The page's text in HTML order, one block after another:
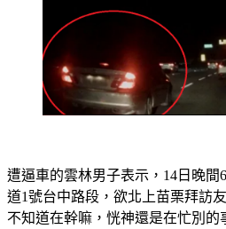
遭逼車的雲林男子表示，14日晚間
道1號台中路段，欲北上苗栗拜訪
不知道在幹嘛，恍神還是在忙別的